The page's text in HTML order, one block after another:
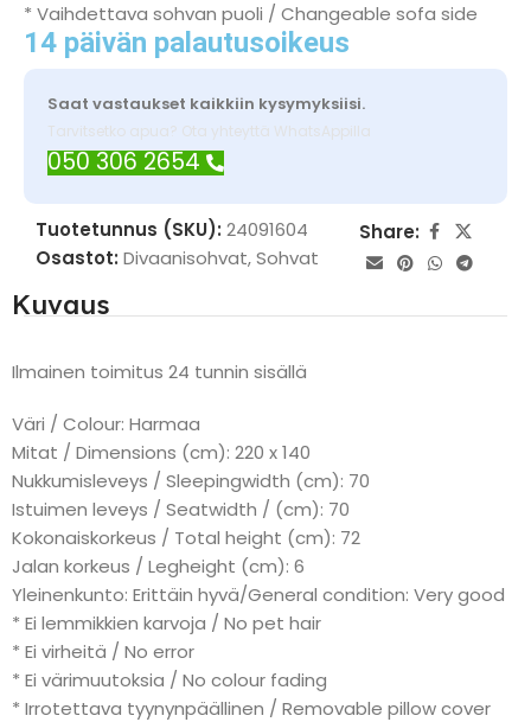
* Vaihdettava sohvan puoli / Changeable sofa side
14 päivän palautusoikeus
Saat vastaukset kaikkiin kysymyksiisi.
Tarvitsetko apua? Ota yhteyttä WhatsAppilla
050 306 2654
Tuotetunnus (SKU): 24091604
Osastot: Divaanisohvat,Sohvat
Share:
Kuvaus
Ilmainen toimitus 24 tunnin sisällä
Väri / Colour: Harmaa
Mitat / Dimensions (cm): 220 x 140
Nukkumisleveys / Sleepingwidth (cm): 70
Istuimen leveys / Seatwidth / (cm): 70
Kokonaiskorkeus / Total height (cm): 72
Jalan korkeus / Legheight (cm): 6
Yleinenkunto: Erittäin hyvä/General condition: Very good
* Ei lemmikkien karvoja / No pet hair
* Ei virheitä / No error
* Ei värimuutoksia / No colour fading
* Irrotettava tyynynpäällinen / Removable pillow cover